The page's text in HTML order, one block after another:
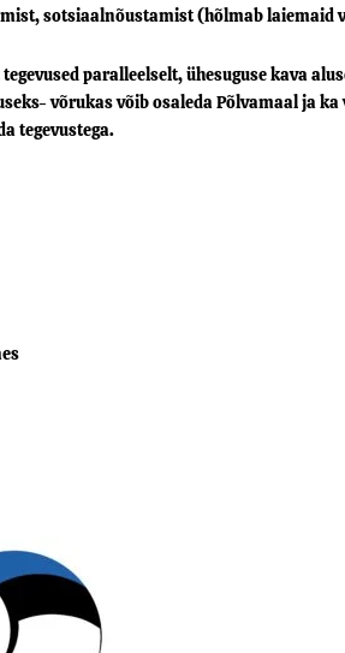
sotsiaalnõustamist (hõlmab laiemaid
paralleelselt, ühesuguse kava
võrukas võib osaleda Põlvamaal ja
tegevustega.